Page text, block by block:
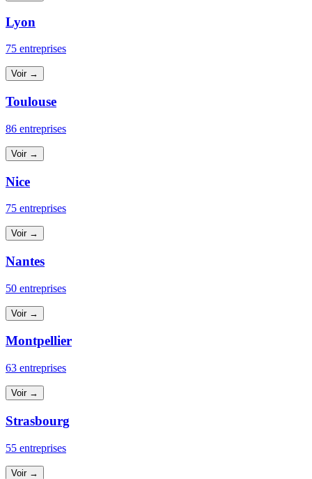
Lyon
75 entreprises
Voir →
Toulouse
86 entreprises
Voir →
Nice
75 entreprises
Voir →
Nantes
50 entreprises
Voir →
Montpellier
63 entreprises
Voir →
Strasbourg
55 entreprises
Voir →